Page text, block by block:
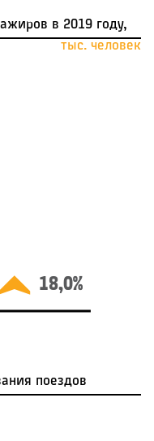
в 2019 году,
тыс. человек
18,0%
поездов